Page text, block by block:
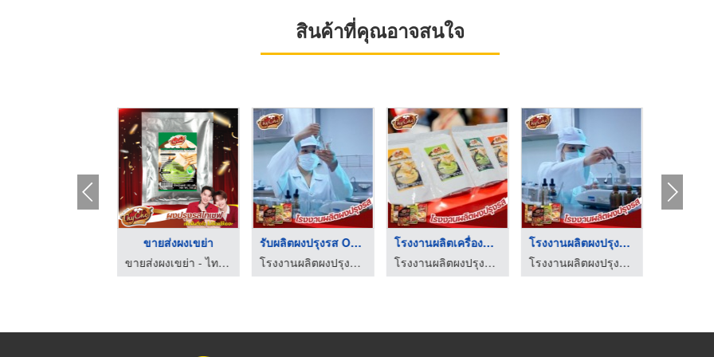
สินค้าที่คุณอาจสนใจ
ขายส่งผงเขย่า
ขายส่งผงเขย่า - ไทเชฟ
รับผลิตผงปรุงรส OEM
โรงงานผลิตผงปรุงรส - โฟร์ฟู้ดส์
โรงงานผลิตเครื่องปรุ ...
โรงงานผลิตผงปรุงรส - โฟร์ฟู้ดส์
โรงงานผลิตผงปรุงรส O ...
โรงงานผลิตผงปรุงรส - โฟร์ฟู้ดส์